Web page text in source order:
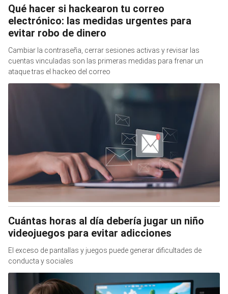
Qué hacer si hackearon tu correo
electrónico: las medidas urgentes para
evitar robo de dinero
Cambiar la contraseña, cerrar sesiones activas y revisar las
cuentas vinculadas son las primeras medidas para frenar un
ataque tras el hackeo del correo
Cuántas horas al día debería jugar un niño
videojuegos para evitar adicciones
El exceso de pantallas y juegos puede generar dificultades de
conducta y sociales